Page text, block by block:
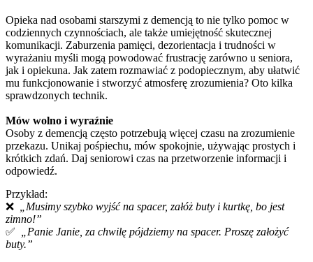
Opieka nad osobami starszymi z demencją to nie tylko pomoc w
codziennych czynnościach, ale także umiejętność skutecznej
komunikacji. Zaburzenia pamięci, dezorientacja i trudności w
wyrażaniu myśli mogą powodować frustrację zarówno u seniora,
jak i opiekuna. Jak zatem rozmawiać z podopiecznym, aby ułatwić
mu funkcjonowanie i stworzyć atmosferę zrozumienia? Oto kilka
sprawdzonych technik.
Mów wolno i wyraźnie
Osoby z demencją często potrzebują więcej czasu na zrozumienie
przekazu. Unikaj pośpiechu, mów spokojnie, używając prostych i
krótkich zdań. Daj seniorowi czas na przetworzenie informacji i
odpowiedź.
Przykład:
❌
„Musimy szybko wyjść na spacer, załóż buty i kurtkę, bo jest
zimno!”
✅
„Panie Janie, za chwilę pójdziemy na spacer. Proszę założyć
buty.”